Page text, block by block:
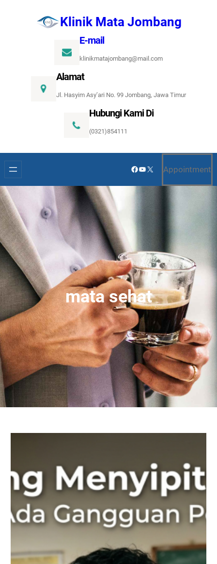
Klinik Mata Jombang
E-mail
klinikmatajombang@mail.com
Alamat
Jl. Hasyim Asy’ari No. 99 Jombang, Jawa Timur
Hubungi Kami Di
(0321)854111
Facebook
YouTube
X Appointment
mata sehat